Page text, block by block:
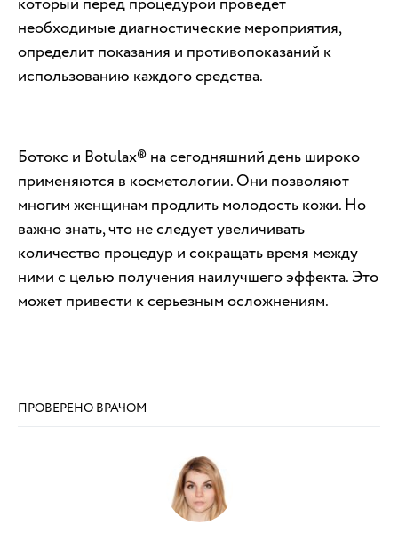
необходимые диагностические мероприятия,
определит показания и противопоказаний к
использованию каждого средства.
Ботокс и Botulax® на сегодняшний день широко
применяются в косметологии. Они позволяют
многим женщинам продлить молодость кожи. Но
важно знать, что не следует увеличивать
количество процедур и сокращать время между
ними с целью получения наилучшего эффекта. Это
может привести к серьезным осложнениям.
ПРОВЕРЕНО ВРАЧОМ